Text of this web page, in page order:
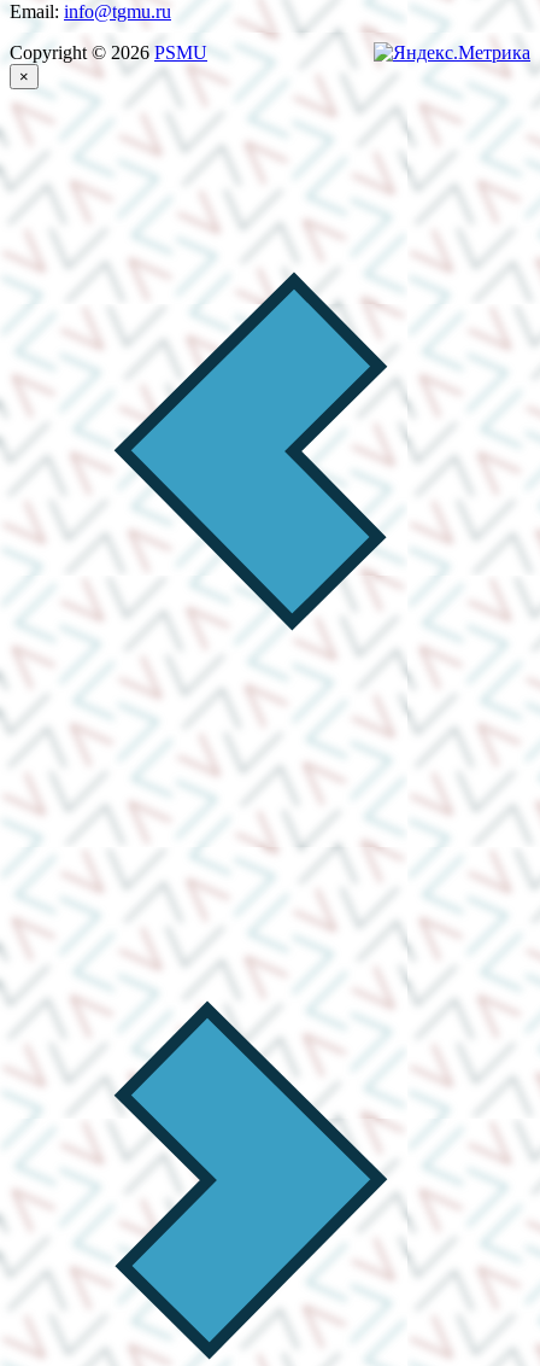
Email: info@tgmu.ru
Copyright © 2026 PSMU
×